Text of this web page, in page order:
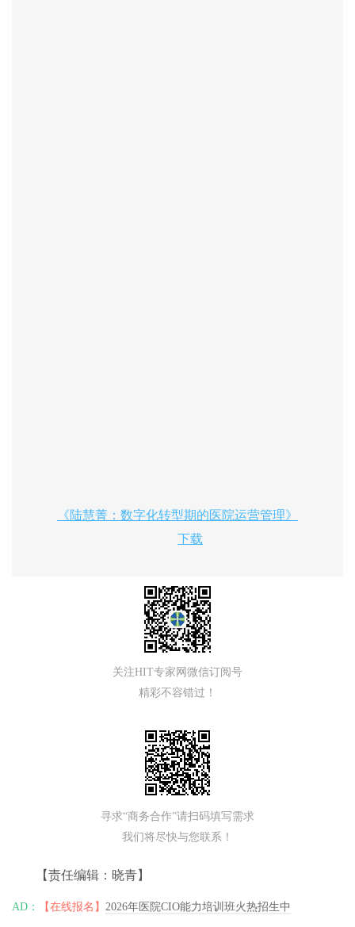
《陆慧菁：数字化转型期的医院运营管理》
下载
关注HIT专家网微信订阅号
精彩不容错过！
寻求“商务合作”请扫码填写需求
我们将尽快与您联系！
【责任编辑：晓青】
AD： 【在线报名】 2026年医院CIO能力培训班火热招生中